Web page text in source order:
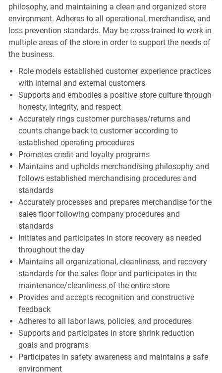
philosophy, and maintaining a clean and organized store
environment. Adheres to all operational, merchandise, and
loss prevention standards. May be cross-trained to work in
multiple areas of the store in order to support the needs of
the business.
Role models established customer experience practices
with internal and external customers
Supports and embodies a positive store culture through
honesty, integrity, and respect
Accurately rings customer purchases/returns and
counts change back to customer according to
established operating procedures
Promotes credit and loyalty programs
Maintains and upholds merchandising philosophy and
follows established merchandising procedures and
standards
Accurately processes and prepares merchandise for the
sales floor following company procedures and
standards
Initiates and participates in store recovery as needed
throughout the day
Maintains all organizational, cleanliness, and recovery
standards for the sales floor and participates in the
maintenance/cleanliness of the entire store
Provides and accepts recognition and constructive
feedback
Adheres to all labor laws, policies, and procedures
Supports and participates in store shrink reduction
goals and programs
Participates in safety awareness and maintains a safe
environment